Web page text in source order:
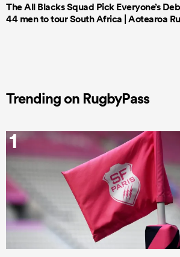
The All Blacks Squad Pick Everyone’s
44 men to tour South Africa | Aotearoa
Trending on RugbyPass
1